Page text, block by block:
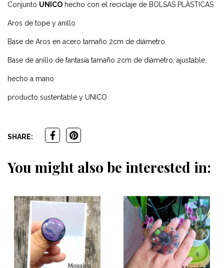
Conjunto UNICO hecho con el reciclaje de BOLSAS PLÀSTICAS
Aros de tope y anillo
Base de Aros en acero tamaño 2cm de diámetro.
Base de anillo de fantasía tamaño 2cm de diámetro, ajustable.
hecho a mano
producto sustentable y UNICO
SHARE:
You might also be interested in: